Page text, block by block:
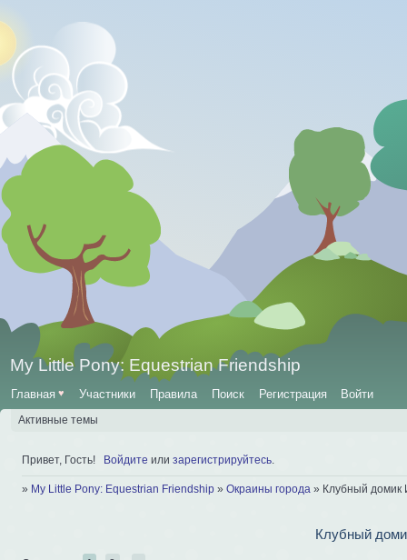
My Little Pony: Equestrian Friendship
Главная ♥ Участники Правила Поиск Регистрация Войти
Активные темы
Привет, Гость! Войдите или зарегистрируйтесь
» My Little Pony: Equestrian Friendship » Окраины города » Клубный домик
Клубный